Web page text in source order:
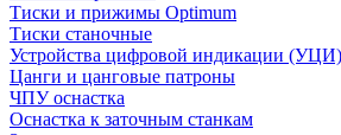
Тиски и прижимы Optimum
Тиски станочные
Устройства цифровой индикации (УЦИ)
Цанги и цанговые патроны
ЧПУ оснастка
Оснастка к заточным станкам